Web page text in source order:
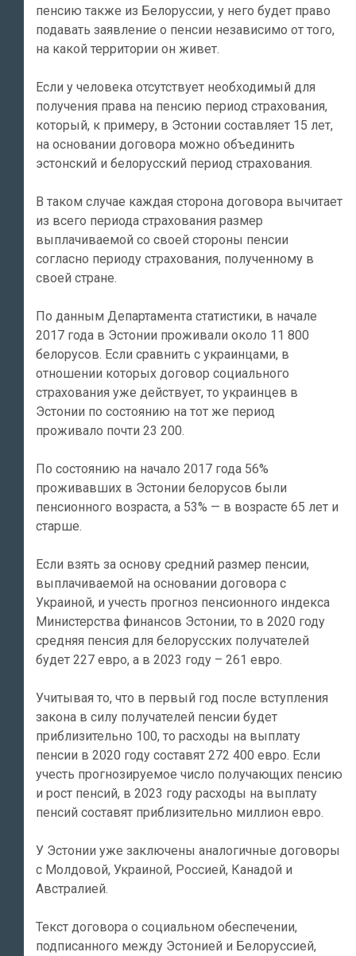
пенсию также из Белоруссии, у него будет право
подавать заявление о пенсии независимо от того,
на какой территории он живет.
Если у человека отсутствует необходимый для
получения права на пенсию период страхования,
который, к примеру, в Эстонии составляет 15 лет,
на основании договора можно объединить
эстонский и белорусский период страхования.
В таком случае каждая сторона договора вычитает
из всего периода страхования размер
выплачиваемой со своей стороны пенсии
согласно периоду страхования, полученному в
своей стране.
По данным Департамента статистики, в начале
2017 года в Эстонии проживали около 11 800
белорусов. Если сравнить с украинцами, в
отношении которых договор социального
страхования уже действует, то украинцев в
Эстонии по состоянию на тот же период
проживало почти 23 200.
По состоянию на начало 2017 года 56%
проживавших в Эстонии белорусов были
пенсионного возраста, а 53% — в возрасте 65 лет и
старше.
Если взять за основу средний размер пенсии,
выплачиваемой на основании договора с
Украиной, и учесть прогноз пенсионного индекса
Министерства финансов Эстонии, то в 2020 году
средняя пенсия для белорусских получателей
будет 227 евро, а в 2023 году – 261 евро.
Учитывая то, что в первый год после вступления
закона в силу получателей пенсии будет
приблизительно 100, то расходы на выплату
пенсии в 2020 году составят 272 400 евро. Если
учесть прогнозируемое число получающих пенсию
и рост пенсий, в 2023 году расходы на выплату
пенсий составят приблизительно миллион евро.
У Эстонии уже заключены аналогичные договоры
с Молдовой, Украиной, Россией, Канадой и
Австралией.
Текст договора о социальном обеспечении,
подписанного между Эстонией и Белоруссией,